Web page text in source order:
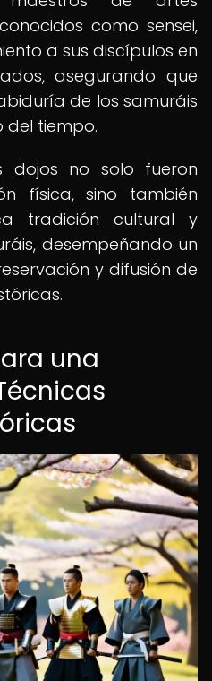
como sensei,
a sus discípulos en
asegurando que
de los samuráis
tiempo.
dojos no solo fueron
física, sino también
tradición cultural y
desempeñando un
y difusión de
una